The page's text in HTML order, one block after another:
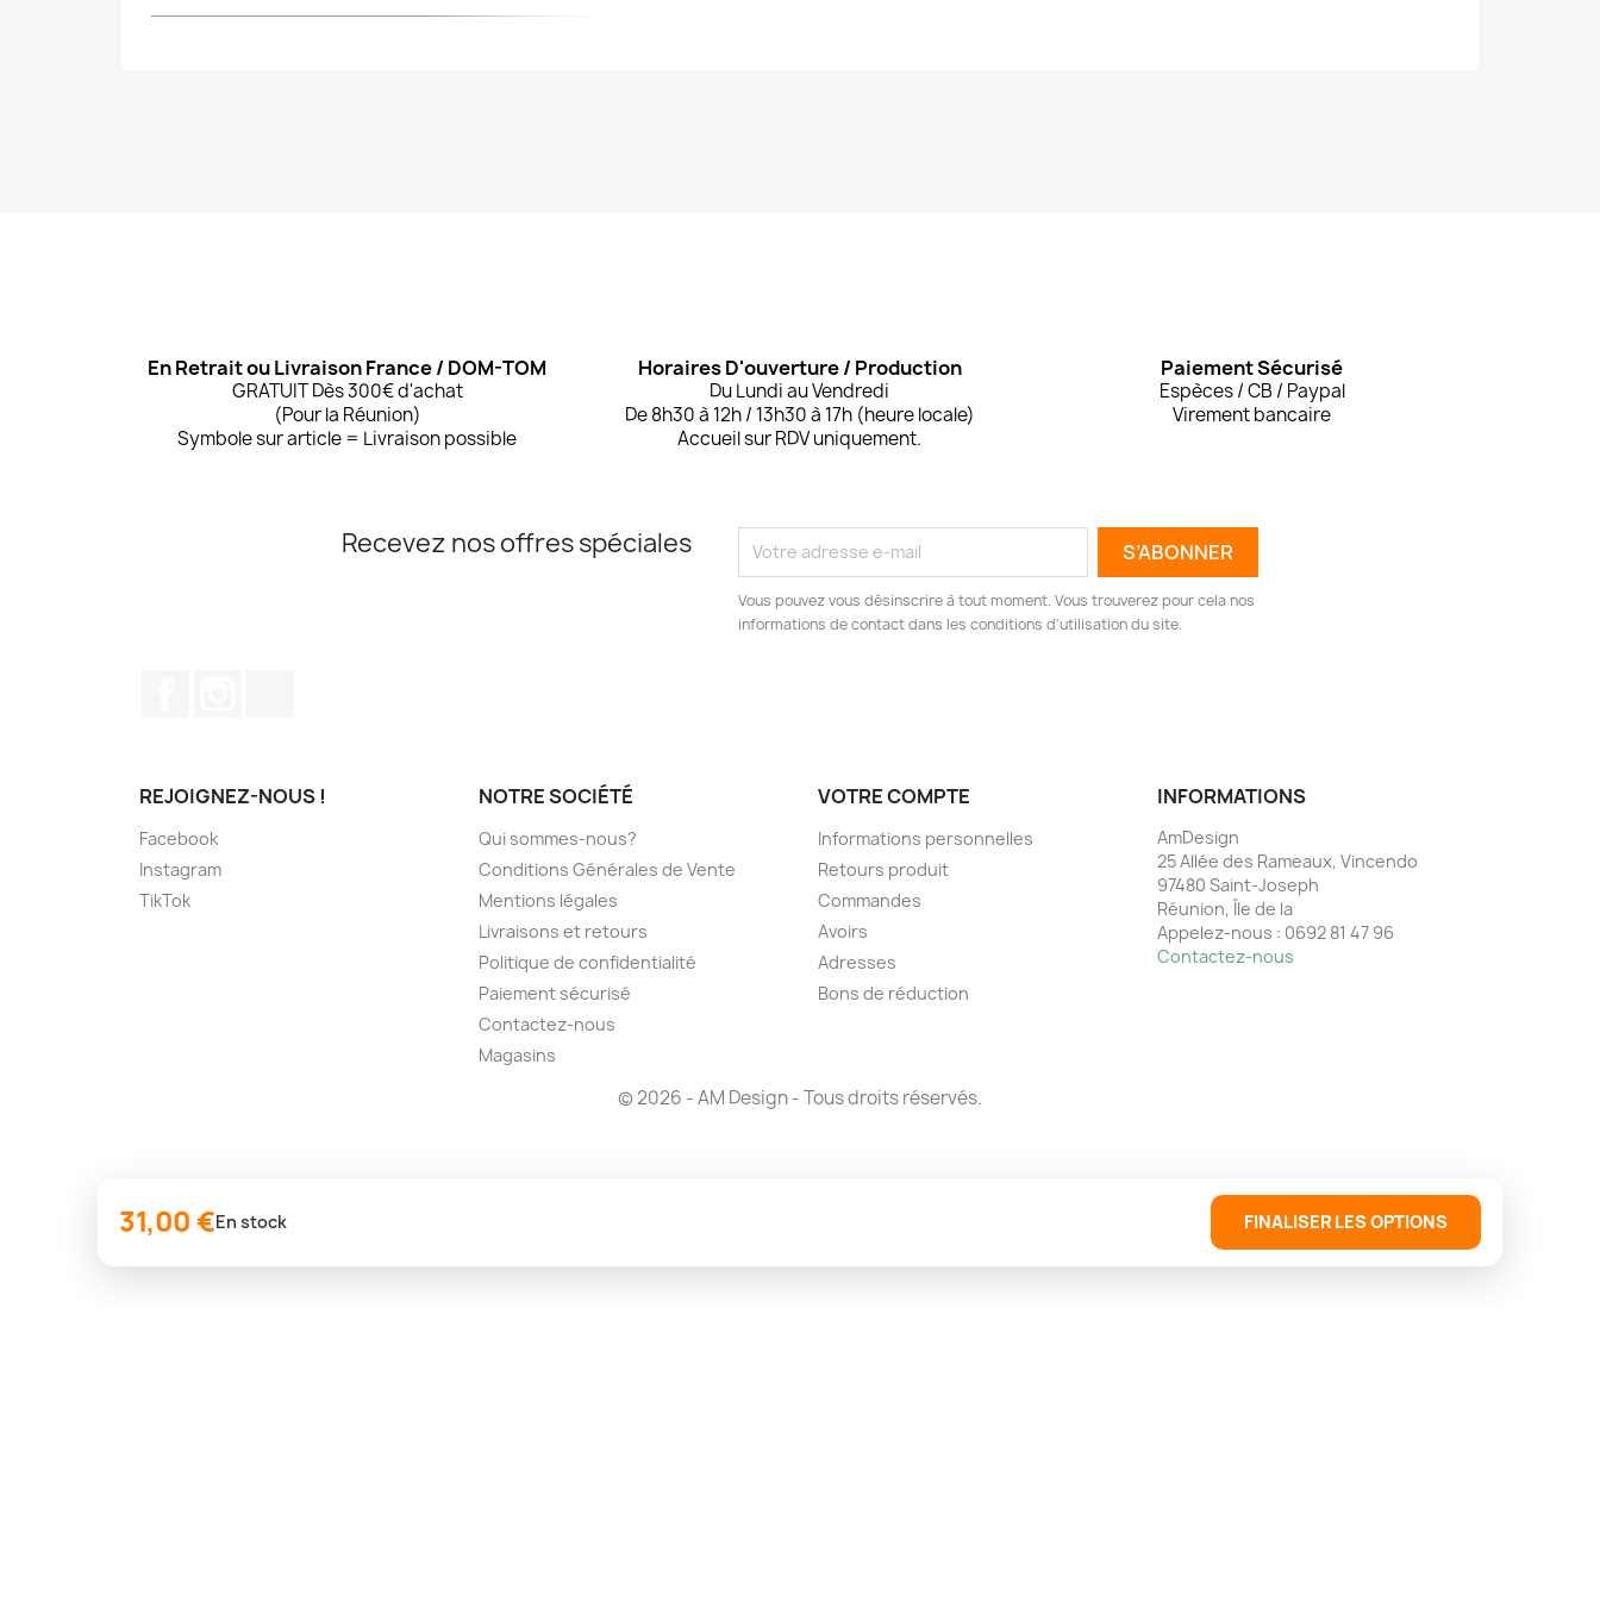
31,00 €En stock FINALISER LES OPTIONS
En Retrait ou Livraison France / DOM-TOM
GRATUIT Dès 300€ d'achat
(Pour la Réunion)
Symbole sur article = Livraison possible
Horaires D'ouverture / Production
Du Lundi au Vendredi
De 8h30 à 12h / 13h30 à 17h (heure locale)
Accueil sur RDV uniquement.
Paiement Sécurisé
Espèces / CB / Paypal
Virement bancaire
Recevez nos offres spéciales
Vous pouvez vous désinscrire à tout moment. Vous trouverez pour cela nos
informations de contact dans les conditions d'utilisation du site.
REJOIGNEZ-NOUS !
Facebook
Instagram
TikTok
NOTRE SOCIÉTÉ
Qui sommes-nous?
Conditions Générales de Vente
Mentions légales
Livraisons et retours
Politique de confidentialité
Paiement sécurisé
Contactez-nous
Magasins
VOTRE COMPTE
Informations personnelles
Retours produit
Commandes
Avoirs
Adresses
Bons de réduction
INFORMATIONS
AmDesign
25 Allée des Rameaux, Vincendo
97480 Saint-Joseph
Réunion, Île de la
Appelez-nous : 0692 81 47 96
Contactez-nous
© 2026 - AM Design - Tous droits réservés.